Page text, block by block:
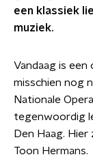
een klassiek
muziek.
Vandaag is een
misschien nog
Nationale
tegenwoordig
Den Haag.
Toon Hermans.